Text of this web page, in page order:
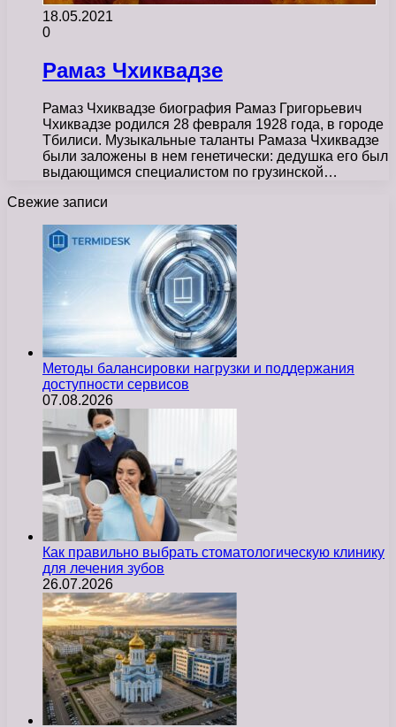
18.05.2021
0
Рамаз Чхиквадзе
Рамаз Чхиквадзе биография Рамаз Григорьевич
Чхиквадзе родился 28 февраля 1928 года, в городе
Тбилиси. Музыкальные таланты Рамаза Чхиквадзе
были заложены в нем генетически: дедушка его был
выдающимся специалистом по грузинской…
Свежие записи
Методы балансировки нагрузки и поддержания
доступности сервисов
07.08.2026
Как правильно выбрать стоматологическую клинику
для лечения зубов
26.07.2026